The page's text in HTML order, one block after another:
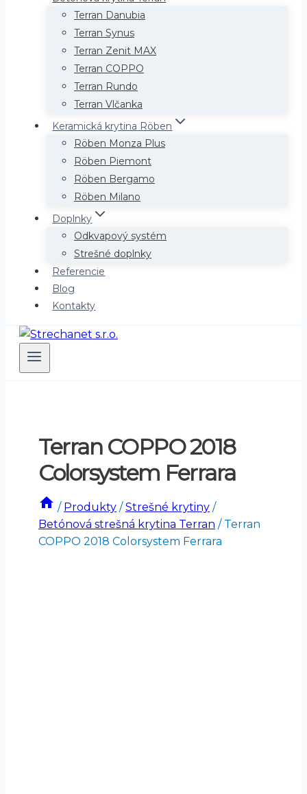
Terran Danubia
Terran Synus
Terran Zenit MAX
Terran COPPO
Terran Rundo
Terran Vlčanka
Keramická krytina Röben
Röben Monza Plus
Röben Piemont
Röben Bergamo
Röben Milano
Doplnky
Odkvapový systém
Strešné doplnky
Referencie
Blog
Kontakty
Terran COPPO 2018
Colorsystem Ferrara
/ Produkty / Strešné krytiny /
Betónová strešná krytina Terran / Terran
COPPO 2018 Colorsystem Ferrara